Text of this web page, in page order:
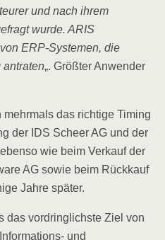
und nach ihrem
wurde. ARIS
ERP-Systemen, die
antraten„. Größter Anwender
das richtige Timing
der IDS Scheer AG und der
wie beim Verkauf der
AG sowie beim Rückkauf
Jahre später.
das vordringlichste Ziel von
und